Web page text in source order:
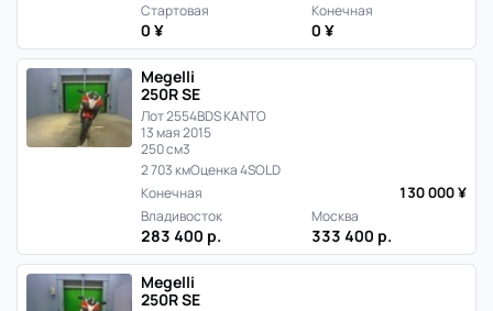
Стартовая
0 ¥
Конечная
0 ¥
Megelli
250R SE
Лот 2554BDS KANTO
13 мая 2015
250 см3
2 703 кмОценка 4SOLD
Конечная
130 000 ¥
Владивосток
283 400 р.
Москва
333 400 р.
Megelli
250R SE